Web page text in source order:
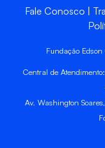
Fale Conosco
Fundação
Central de
Av. Washington